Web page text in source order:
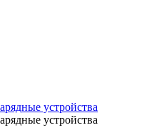
устройства
устройства